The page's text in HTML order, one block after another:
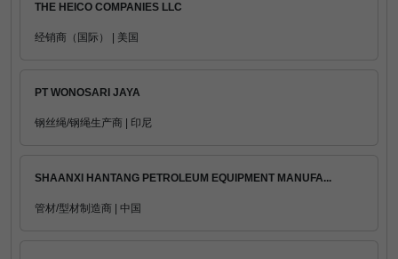
THE HEICO COMPANIES LLC
经销商（国际） | 美国
PT WONOSARI JAYA
钢丝绳/钢绳生产商 | 印尼
SHAANXI HANTANG PETROLEUM EQUIPMENT MANUFA...
管材/型材制造商 | 中国